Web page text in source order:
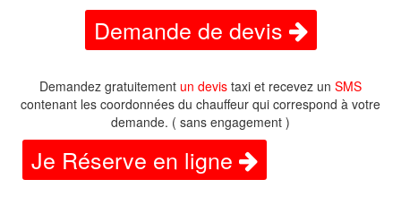
Demande de devis
Demandez gratuitement un devis taxi et recevez un SMS
contenant les coordonnées du chauffeur qui correspond à votre
demande. ( sans engagement )
Je Réserve en ligne